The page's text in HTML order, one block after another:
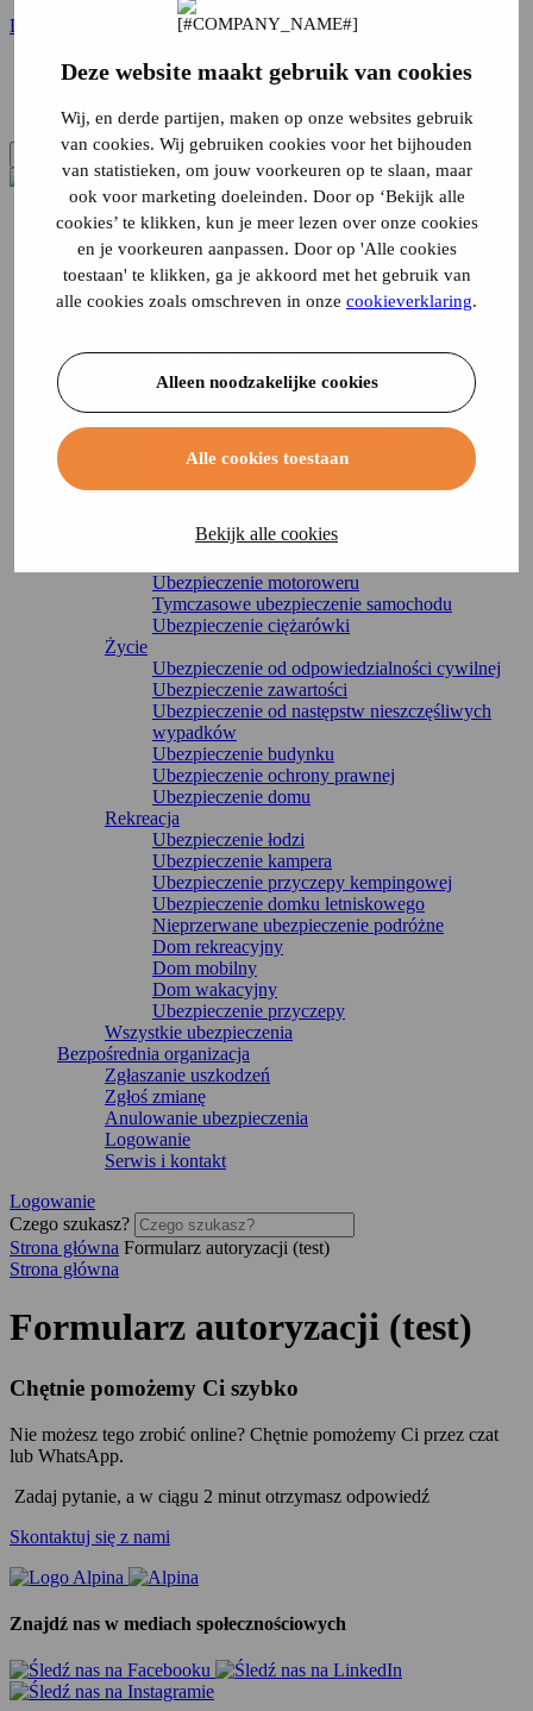
Deze website maakt gebruik van cookies
Wij, en derde partijen, maken op onze websites gebruik
van cookies. Wij gebruiken cookies voor het bijhouden
van statistieken, om jouw voorkeuren op te slaan, maar
ook voor marketing doeleinden. Door op ‘Bekijk alle
cookies’ te klikken, kun je meer lezen over onze cookies
en je voorkeuren aanpassen. Door op 'Alle cookies
toestaan' te klikken, ga je akkoord met het gebruik van
alle cookies zoals omschreven in onze cookieverklaring.
Alleen noodzakelijke cookies
Alle cookies toestaan
Bekijk alle cookies
Logowanie
English
Ubezpieczenie
Ruch drogowy
Ubezpieczenie samochodu
Ubezpieczenie samochodu dostawczego
Ubezpieczenie motoroweru
Ubezpieczenie Canta
Ubezpieczenie skutera trójkołowego
Ubezpieczenie pojazdu dla osób
niepełnosprawnych
Ubezpieczenie motocykla
Ubezpieczenie quadów
Ubezpieczenie motoroweru
Tymczasowe ubezpieczenie samochodu
Ubezpieczenie ciężarówki
Życie
Ubezpieczenie od odpowiedzialności cywilnej
Ubezpieczenie zawartości
Ubezpieczenie od następstw nieszczęśliwych
wypadków
Ubezpieczenie budynku
Ubezpieczenie ochrony prawnej
Ubezpieczenie domu
Rekreacja
Ubezpieczenie łodzi
Ubezpieczenie kampera
Ubezpieczenie przyczepy kempingowej
Ubezpieczenie domku letniskowego
Nieprzerwane ubezpieczenie podróżne
Dom rekreacyjny
Dom mobilny
Dom wakacyjny
Ubezpieczenie przyczepy
Wszystkie ubezpieczenia
Bezpośrednia organizacja
Zgłaszanie uszkodzeń
Zgłoś zmianę
Anulowanie ubezpieczenia
Logowanie
Serwis i kontakt
Logowanie
Czego szukasz?
Strona główna Formularz autoryzacji (test)
Strona główna
Formularz autoryzacji (test)
Chętnie pomożemy Ci szybko
Nie możesz tego zrobić online? Chętnie pomożemy Ci przez czat
lub WhatsApp.
Zadaj pytanie, a w ciągu 2 minut otrzymasz odpowiedź
Skontaktuj się z nami
Znajdź nas w mediach społecznościowych